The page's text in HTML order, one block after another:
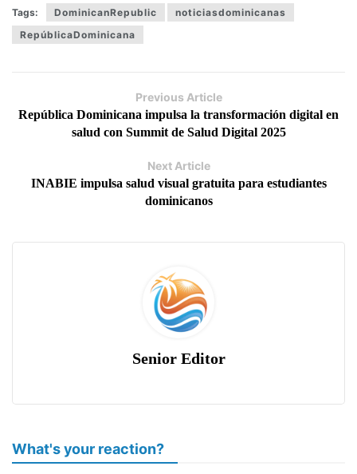
Tags: DominicanRepublic
noticiasdominicanas
RepúblicaDominicana
Previous Article
República Dominicana impulsa la transformación digital en
salud con Summit de Salud Digital 2025
Next Article
INABIE impulsa salud visual gratuita para estudiantes
dominicanos
Senior Editor
What's your reaction?